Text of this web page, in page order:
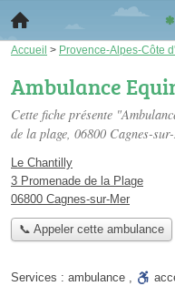
Accueil > Provence-Alpes-Côte
Ambulance
Cette fiche présente
de la plage, 06800 Cagnes-
Le Chantilly
3 Promenade de la Plage
06800 Cagnes-sur-Mer
📞 Appeler cette ambulance
Services : ambulance ,